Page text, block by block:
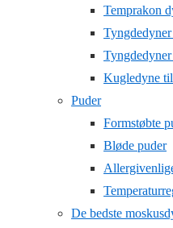
Temprakon
Kugledyne
Puder
Formstøbte
Bløde puder
De bedste